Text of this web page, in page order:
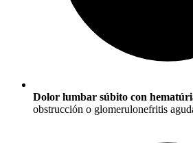
Dolor lumbar súbito con
obstrucción o glomerulonefritis